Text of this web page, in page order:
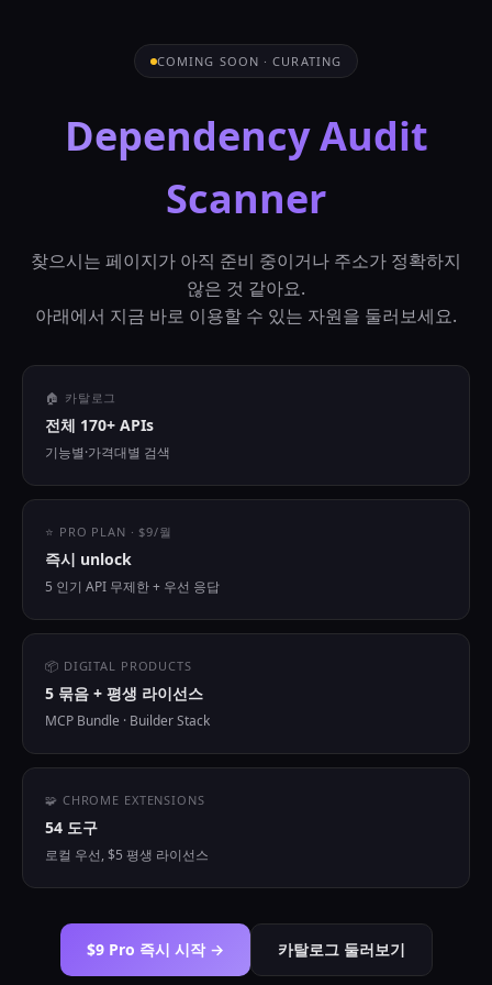
COMING SOON · CURATING
Dependency Audit
Scanner
찾으시는 페이지가 아직 준비 중이거나 주소가 정확하지
않은 것 같아요.
아래에서 지금 바로 이용할 수 있는 자원을 둘러보세요.
🏠 카탈로그
전체 170+ APIs
기능별·가격대별 검색
⭐ PRO PLAN · $9/월
즉시 unlock
5 인기 API 무제한 + 우선 응답
📦 DIGITAL PRODUCTS
5 묶음 + 평생 라이선스
MCP Bundle · Builder Stack
🧩 CHROME EXTENSIONS
54 도구
로컬 우선, $5 평생 라이선스
$9 Pro 즉시 시작 → 카탈로그 둘러보기